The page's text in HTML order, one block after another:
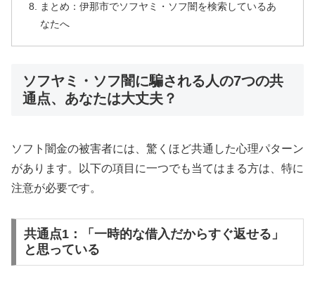
まとめ：伊那市でソフヤミ・ソフ闇を検索しているあ
なたへ
ソフヤミ・ソフ闇に騙される人の7つの共
通点、あなたは大丈夫？
ソフト闇金の被害者には、驚くほど共通した心理パターン
があります。以下の項目に一つでも当てはまる方は、特に
注意が必要です。
共通点1：「一時的な借入だからすぐ返せる」
と思っている